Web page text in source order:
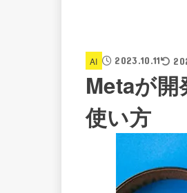
AI 2023.10.11
Metaが
使い方